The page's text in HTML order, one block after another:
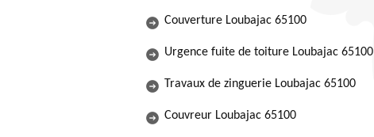
Couverture Loubajac 65100
Urgence fuite de toiture Loubajac 65100
Travaux de zinguerie Loubajac 65100
Couvreur Loubajac 65100